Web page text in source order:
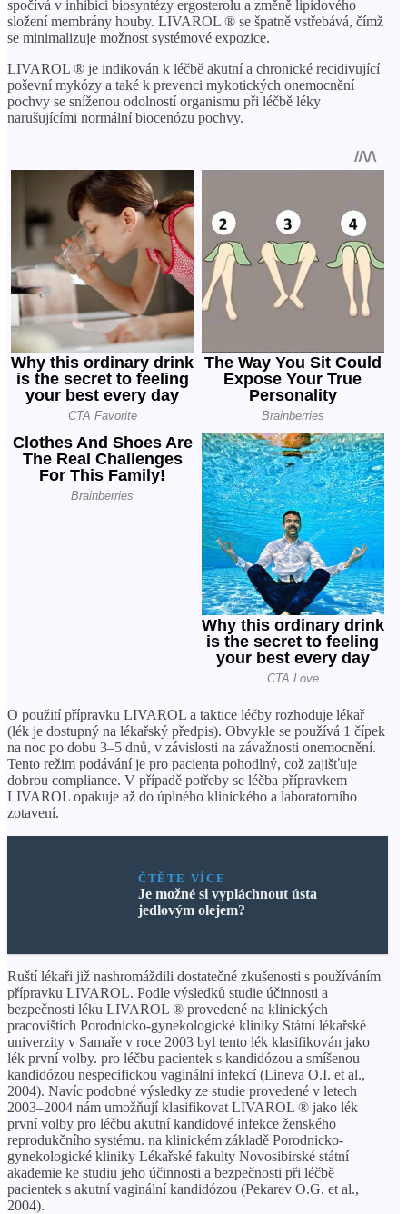
spočívá v inhibici biosyntézy ergosterolu a změně lipidového
složení membrány houby. LIVAROL ® se špatně vstřebává, čímž
se minimalizuje možnost systémové expozice.
LIVAROL ® je indikován k léčbě akutní a chronické recidivující
poševní mykózy a také k prevenci mykotických onemocnění
pochvy se sníženou odolností organismu při léčbě léky
narušujícími normální biocenózu pochvy.
O použití přípravku LIVAROL a taktice léčby rozhoduje lékař
(lék je dostupný na lékařský předpis). Obvykle se používá 1 čípek
na noc po dobu 3–5 dnů, v závislosti na závažnosti onemocnění.
Tento režim podávání je pro pacienta pohodlný, což zajišťuje
dobrou compliance. V případě potřeby se léčba přípravkem
LIVAROL opakuje až do úplného klinického a laboratorního
zotavení.
ČTĚTE VÍCE
Je možné si vypláchnout ústa
jedlovým olejem?
Ruští lékaři již nashromáždili dostatečné zkušenosti s používáním
přípravku LIVAROL. Podle výsledků studie účinnosti a
bezpečnosti léku LIVAROL ® provedené na klinických
pracovištích Porodnicko-gynekologické kliniky Státní lékařské
univerzity v Samaře v roce 2003 byl tento lék klasifikován jako
lék první volby. pro léčbu pacientek s kandidózou a smíšenou
kandidózou nespecifickou vaginální infekcí (Lineva O.I. et al.,
2004). Navíc podobné výsledky ze studie provedené v letech
2003–2004 nám umožňují klasifikovat LIVAROL ® jako lék
první volby pro léčbu akutní kandidové infekce ženského
reprodukčního systému. na klinickém základě Porodnicko-
gynekologické kliniky Lékařské fakulty Novosibirské státní
akademie ke studiu jeho účinnosti a bezpečnosti při léčbě
pacientek s akutní vaginální kandidózou (Pekarev O.G. et al.,
2004).